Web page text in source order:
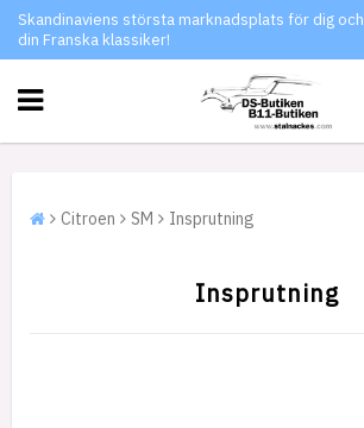
Skandinaviens största marknadsplats för dig och
din Franska klassiker!
Citroen SM Insprutning
Insprutning